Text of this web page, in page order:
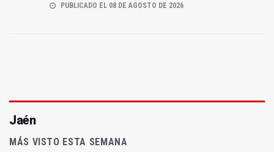
PUBLICADO EL 08 DE AGOSTO DE 2026
Jaén
MÁS VISTO ESTA SEMANA